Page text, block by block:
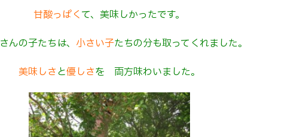
甘酸っぱくて、美味しかったです。
さんの子たちは、 小さい子たちの分も取ってくれました。
美味しさ と優しさを 両方味わいました。